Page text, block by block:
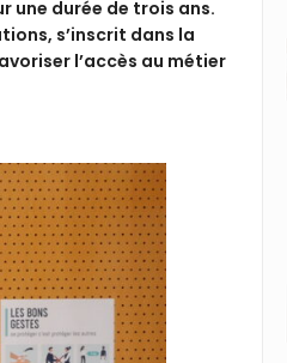
une durée de trois ans.
s’inscrit dans la
l’accès au métier